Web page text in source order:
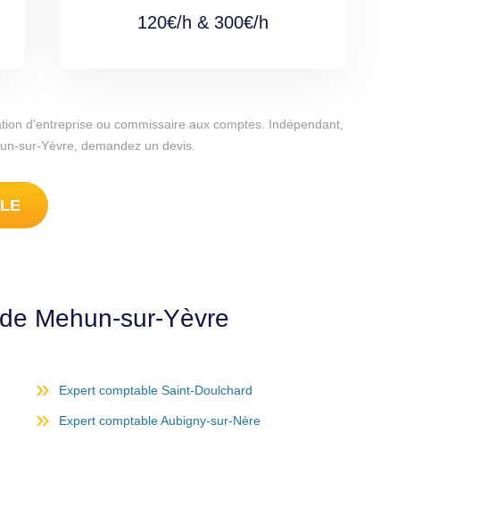
120€/h & 300€/h
d'entreprise ou commissaire aux comptes. Indépendant,
sur-Yèvre, demandez un devis.
Mehun-sur-Yèvre
Expert comptable Saint-Doulchard
Expert comptable Aubigny-sur-Nère